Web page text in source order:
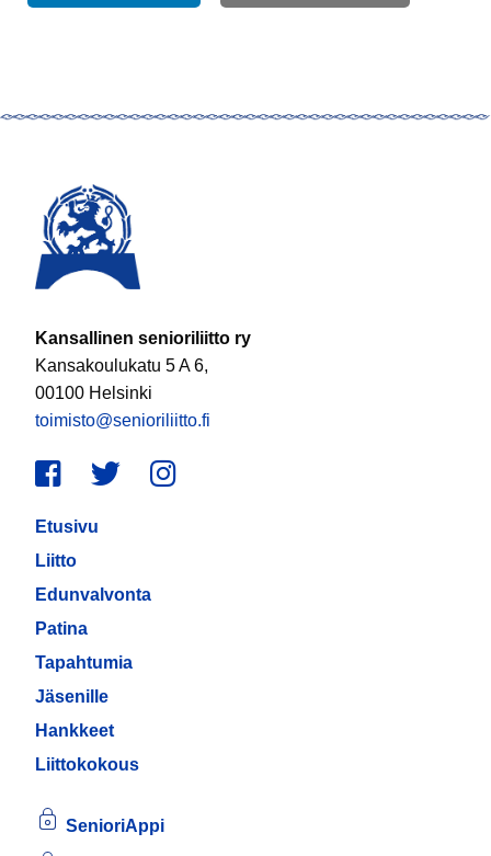
Kansallinen senioriliitto ry
Kansakoulukatu 5 A 6,
00100 Helsinki
toimisto@senioriliitto.fi
Facebook
TwitterInstagram
Etusivu
Liitto
Edunvalvonta
Patina
Tapahtumia
Jäsenille
Hankkeet
Liittokokous
SenioriAppi